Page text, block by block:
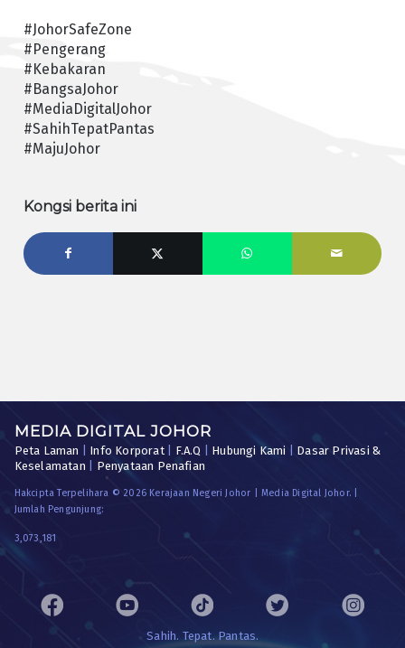
#JohorSafeZone
#Pengerang
#Kebakaran
#BangsaJohor
#MediaDigitalJohor
#SahihTepatPantas
#MajuJohor
Kongsi berita ini
MEDIA DIGITAL JOHOR
Peta Laman Info Korporat| F.A.Q Hubungi Kami
Dasar Privasi &
Keselamatan
Penyataan Penafian
Hakcipta Terpelihara © 2026 Kerajaan Negeri Johor | Media Digital Johor. |
Jumlah Pengunjung:
3,073,181
Sahih. Tepat. Pantas.